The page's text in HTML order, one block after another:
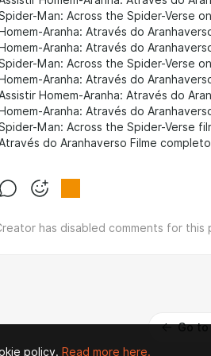
Man: Across the Spider-Verse
Homem-Aranha: Através do
Homem-Aranha: Através do
Man: Across the Spider-Verse
Homem-Aranha: Através do
Homem-Aranha: Através do
Homem-Aranha: Através do
Man: Across the Spider-Verse
do Aranhaverso Filme
has disabled comments for this
Go
policy. Read more here.